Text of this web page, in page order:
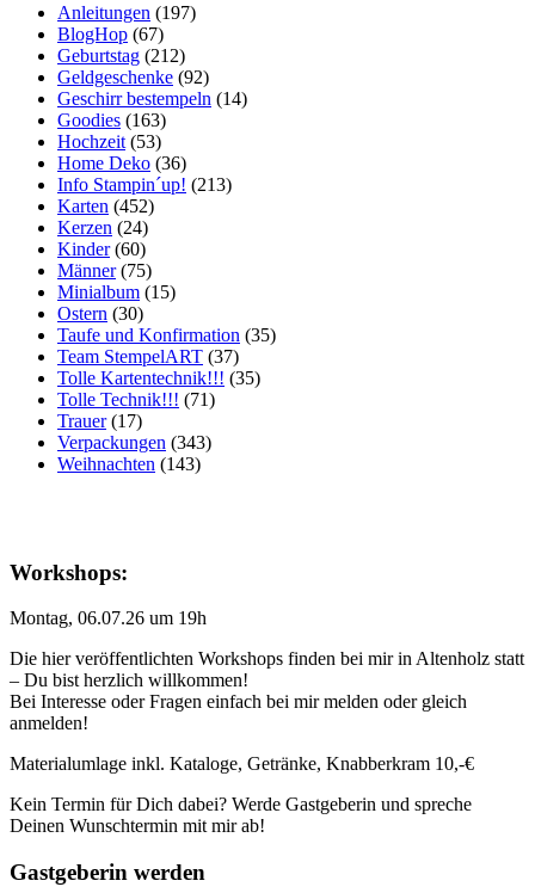
Anleitungen (197)
BlogHop (67)
Geburtstag (212)
Geldgeschenke (92)
Geschirr bestempeln (14)
Goodies (163)
Hochzeit (53)
Home Deko (36)
Info Stampin´up! (213)
Karten (452)
Kerzen (24)
Kinder(60)
Männer(75)
Minialbum (15)
Ostern (30)
Taufe und Konfirmation (35)
Team StempelART (37)
Tolle Kartentechnik!!! (35)
Tolle Technik!!! (71)
Trauer(17)
Verpackungen (343)
Weihnachten (143)
Workshops:
Montag, 06.07.26 um 19h
Die hier veröffentlichten Workshops finden bei mir in Altenholz statt
– Du bist herzlich willkommen!
Bei Interesse oder Fragen einfach bei mir melden oder gleich
anmelden!
Materialumlage inkl. Kataloge, Getränke, Knabberkram 10,-€
Kein Termin für Dich dabei? Werde Gastgeberin und spreche
Deinen Wunschtermin mit mir ab!
Gastgeberin werden